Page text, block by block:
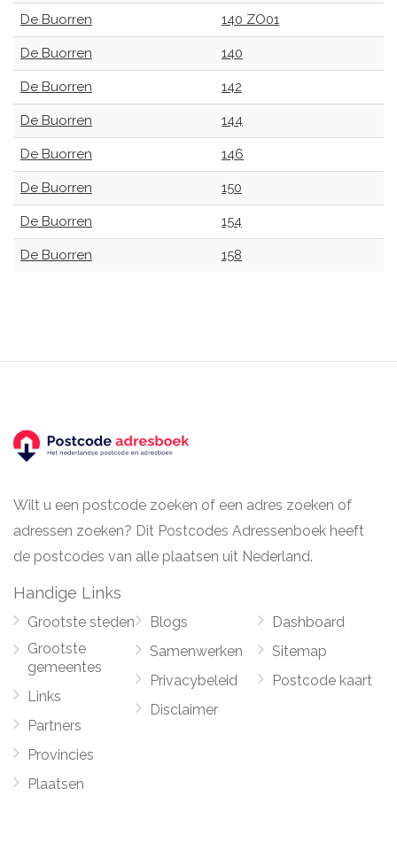
De Buorren 140 ZO01
De Buorren 140
De Buorren 142
De Buorren 144
De Buorren 146
De Buorren 150
De Buorren 154
De Buorren 158
Wilt u een postcode zoeken of een adres zoeken of
adressen zoeken? Dit Postcodes Adressenboek heeft
de postcodes van alle plaatsen uit Nederland.
Handige Links
Grootste steden
Grootste
gemeentes
Links
Partners
Provincies
Plaatsen
Blogs
Samenwerken
Privacybeleid
Disclaimer
Dashboard
Sitemap
Postcode kaart